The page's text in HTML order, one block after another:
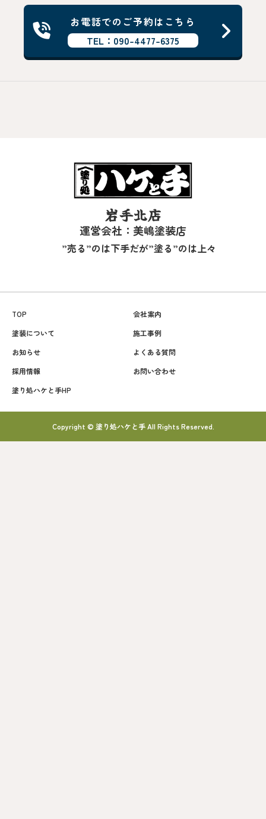
お電話でのご予約はこちら
TEL：090-4477-6375
岩手北店
運営会社：美嶋塗装店
”売る”のは下手だが”塗る”のは上々
TOP
会社案内
塗装について
施工事例
お知らせ
よくある質問
採用情報
お問い合わせ
塗り処ハケと手HP
Copyright © 塗り処ハケと手 All Rights Reserved.